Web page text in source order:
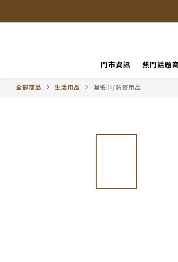
門市資訊 熱門話題
全部商品 生活用品 濕紙巾/防疫用品